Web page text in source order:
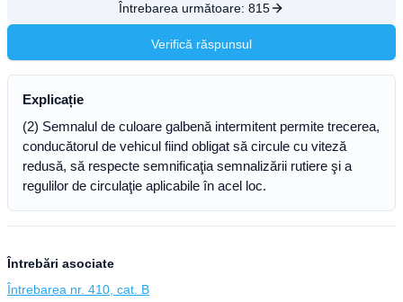
Întrebarea următoare: 815
Verifică răspunsul
Explicație
(2) Semnalul de culoare galbenă intermitent permite trecerea,
conducătorul de vehicul fiind obligat să circule cu viteză
redusă, să respecte semnificaţia semnalizării rutiere şi a
regulilor de circulaţie aplicabile în acel loc.
Întrebări asociate
Întrebarea nr. 410, cat. B